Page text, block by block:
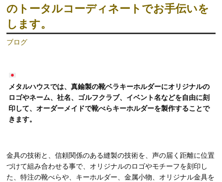
のトータルコーディネートでお手伝いを
します。
ブログ
メタルハウスでは、真鍮製の靴ベラキーホルダーにオリジナルの
ロゴやネーム、社名、ゴルフクラブ、イベント名などを自由に刻
印して、オーダーメイドで靴べらキーホルダーを製作することで
きます。
金具の技術と、信頼関係のある縫製の技術を、声の届く距離に位置
づけて組み合わせる事で、オリジナルのロゴやモチーフを刻印し
た、特注の靴べらや、キーホルダー、金属小物、オリジナル金具を